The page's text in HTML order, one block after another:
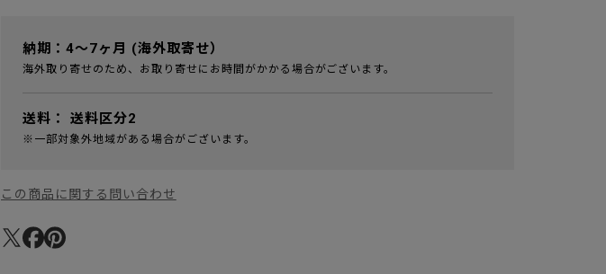
納期：4～7ヶ月 (海外取寄せ）
海外取り寄せのため、お取り寄せにお時間がかかる場合がございます。
送料： 送料区分2
※一部対象外地域がある場合がございます。
この商品に関する問い合わせ